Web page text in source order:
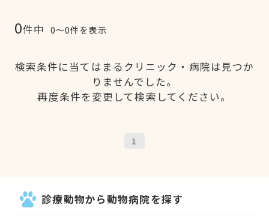
0件中 0〜0件を表示
検索条件に当てはまるクリニック・病院は見つか
りませんでした。
再度条件を変更して検索してください。
1
診療動物から動物病院を探す